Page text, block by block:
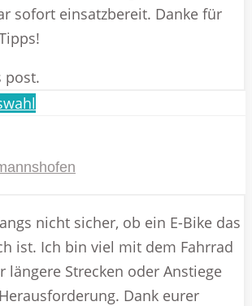
sofort einsatzbereit. Danke für
post.
nicht sicher, ob ein E-Bike das
ist. Ich bin viel mit dem Fahrrad
längere Strecken oder Anstiege
Dank eurer